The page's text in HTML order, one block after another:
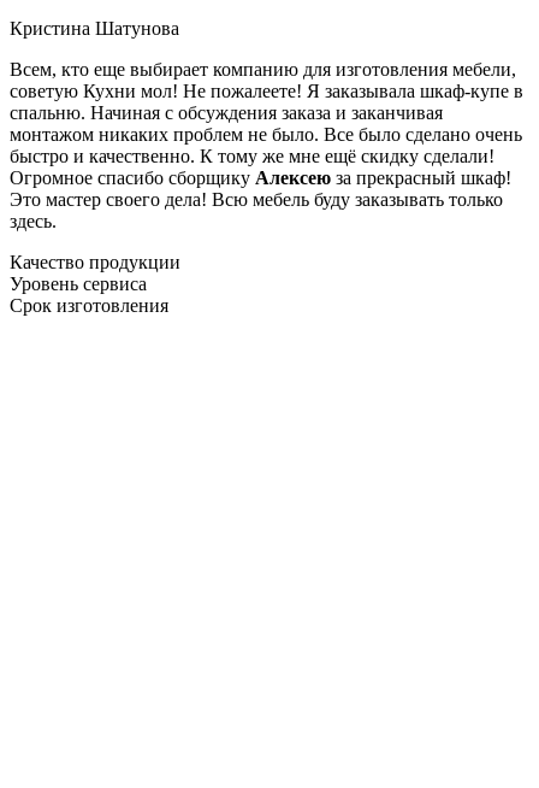
Кристина Шатунова
Всем, кто еще выбирает компанию для изготовления мебели,
советую Кухни мол! Не пожалеете! Я заказывала шкаф-купе в
спальню. Начиная с обсуждения заказа и заканчивая
монтажом никаких проблем не было. Все было сделано очень
быстро и качественно. К тому же мне ещё скидку сделали!
Огромное спасибо сборщику Алексею за прекрасный шкаф!
Это мастер своего дела! Всю мебель буду заказывать только
здесь.
Качество продукции
Уровень сервиса
Срок изготовления